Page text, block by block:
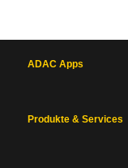
ADAC Apps
Produkte & Services